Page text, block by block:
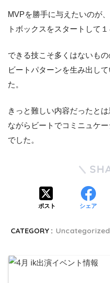
MVPを勝手に与えたいのが
トボックスをスタートして
できる技こそ多くはないも
ビートパターンを生み出し
た。
きっと難しい内容だったと
ながらビートでコミニュケ
でした。
ポスト シェア
CATEGORY : Uncategorized